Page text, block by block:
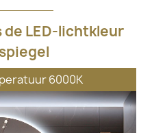
LED-lichtkleur
6000K